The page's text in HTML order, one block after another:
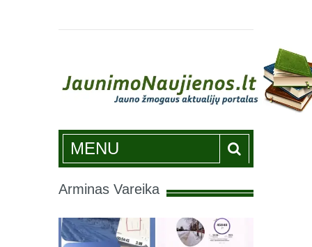
Jaunimonaujienos.lt
MENU
Arminas Vareika